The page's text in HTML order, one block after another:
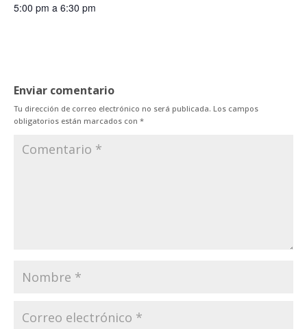
5:00 pm a 6:30 pm
Enviar comentario
Tu dirección de correo electrónico no será publicada. Los campos
obligatorios están marcados con *